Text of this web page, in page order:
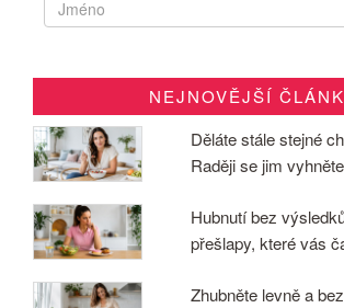
NEJNOVĚJŠÍ
Děláte stále stejné
Raději se jim vyhněte
Hubnutí bez
přešlapy, které vás
Zhubněte levně a